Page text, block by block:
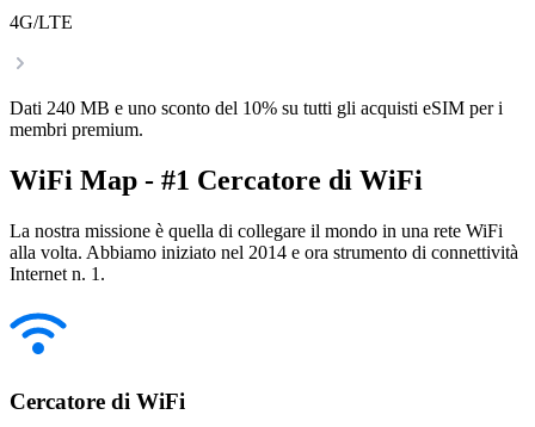
4G/LTE
Dati 240 MB e uno sconto del 10% su tutti gli acquisti eSIM per i
membri premium.
WiFi Map - #1 Cercatore di WiFi
La nostra missione è quella di collegare il mondo in una rete WiFi
alla volta. Abbiamo iniziato nel 2014 e ora strumento di connettività
Internet n. 1.
Cercatore di WiFi